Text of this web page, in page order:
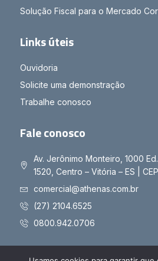
Solução Fiscal para o Mercado
Links úteis
Ouvidoria
Solicite uma demonstração
Trabalhe conosco
Fale conosco
Av. Jerônimo Monteiro, 1000
1520, Centro – Vitória – ES |
comercial@athenas.com.br
(27) 2104.6525
0800.942.0706